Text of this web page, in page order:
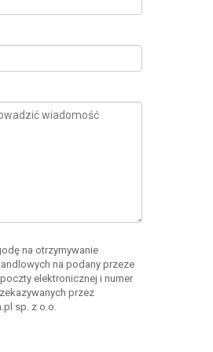
na otrzymywanie
na podany przeze
elektronicznej i numer
przez
sp. z o.o.